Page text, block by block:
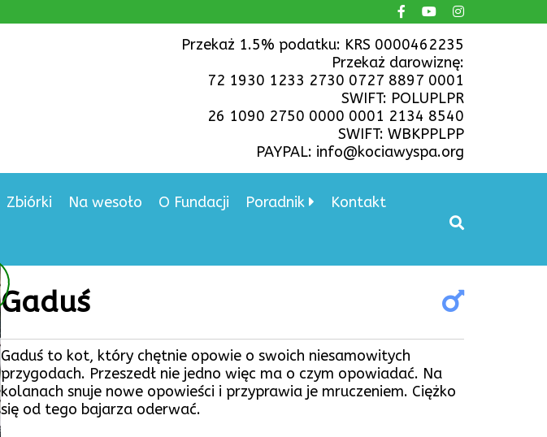
Przekaż 1.5% podatku: KRS 0000462235
Przekaż darowiznę:
72 1930 1233 2730 0727 8897 0001
SWIFT: POLUPLPR
26 1090 2750 0000 0001 2134 8540
SWIFT: WBKPPLPP
PAYPAL: info@kociawyspa.org
Zbiórki Na wesoło O Fundacji Poradnik Kontakt
Gaduś
Gaduś to kot, który chętnie opowie o swoich niesamowitych
przygodach. Przeszedł nie jedno więc ma o czym opowiadać. Na
kolanach snuje nowe opowieści i przyprawia je mruczeniem. Ciężko
się od tego bajarza oderwać.